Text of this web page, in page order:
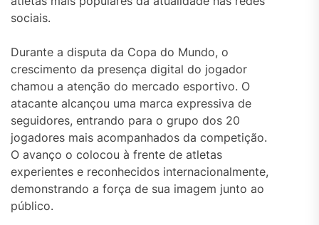
sociais.
Durante a disputa da Copa do Mundo, o
crescimento da presença digital do jogador
chamou a atenção do mercado esportivo. O
atacante alcançou uma marca expressiva de
seguidores, entrando para o grupo dos 20
jogadores mais acompanhados da competição.
O avanço o colocou à frente de atletas
experientes e reconhecidos internacionalmente,
demonstrando a força de sua imagem junto ao
público.